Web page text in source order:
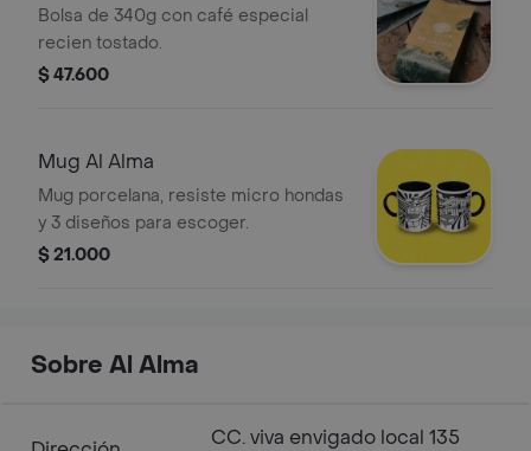
Bolsa de 340g con café especial
recien tostado.
$ 47.600
Mug Al Alma
Mug porcelana, resiste micro hondas
y 3 diseños para escoger.
$ 21.000
Sobre Al Alma
CC. viva envigado local 135